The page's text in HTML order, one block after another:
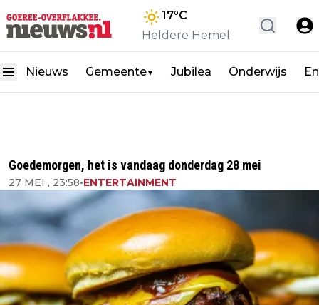
17°C
Heldere Hemel
Nieuws Gemeente▼ Jubilea Onderwijs
Goedemorgen, het is vandaag donderdag 28 mei
27 MEI , 23:58•ENTERTAINMENT